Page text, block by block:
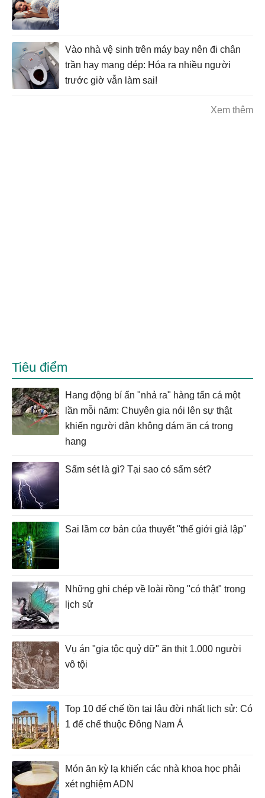
Vào nhà vệ sinh trên máy bay nên đi chân
trần hay mang dép: Hóa ra nhiều người
trước giờ vẫn làm sai!
Xem thêm
Tiêu điểm
Hang động bí ẩn "nhả ra" hàng tấn cá một
lần mỗi năm: Chuyên gia nói lên sự thật
khiến người dân không dám ăn cá trong
hang
Sấm sét là gì? Tại sao có sấm sét?
Sai lầm cơ bản của thuyết "thế giới giả lập"
Những ghi chép về loài rồng "có thật" trong
lịch sử
Vụ án "gia tộc quỷ dữ" ăn thịt 1.000 người
vô tội
Top 10 đế chế tồn tại lâu đời nhất lịch sử: Có
1 đế chế thuộc Đông Nam Á
Món ăn kỳ lạ khiến các nhà khoa học phải
xét nghiệm ADN